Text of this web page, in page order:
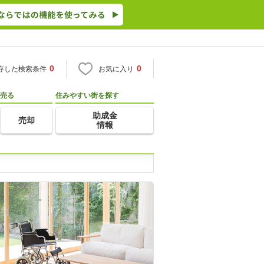
した検索条件 0 お気に入り 0
売る
売却
住みやすい街を探す
助成金
情報